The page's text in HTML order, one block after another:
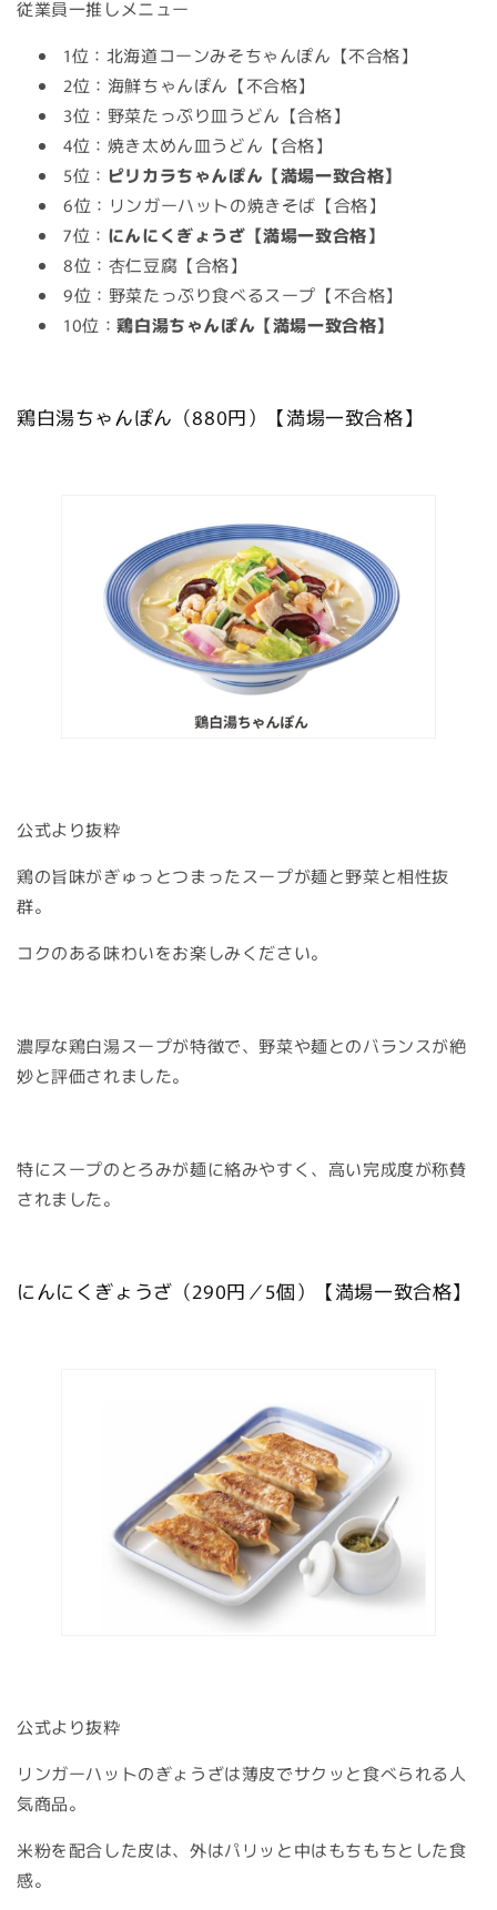
従業員一推しメニュー
1位：北海道コーンみそちゃんぽん【不合格】
2位：海鮮ちゃんぽん【不合格】
3位：野菜たっぷり皿うどん【合格】
4位：焼き太めん皿うどん【合格】
5位： ピリカラちゃんぽん【満場一致合格】
6位：リンガーハットの焼きそば【合格】
7位： にんにくぎょうざ【満場一致合格】
8位：杏仁豆腐【合格】
9位：野菜たっぷり食べるスープ【不合格】
10位：鶏白湯ちゃんぽん【満場一致合格】
鶏白湯ちゃんぽん（880円）【満場一致合格】
公式より抜粋
鶏の旨味がぎゅっとつまったスープが麺と野菜と相性抜
群。
コクのある味わいをお楽しみください。
濃厚な鶏白湯スープが特徴で、野菜や麺とのバランスが絶
妙と評価されました。
特にスープのとろみが麺に絡みやすく、高い完成度が称賛
されました。
にんにくぎょうざ（290円／5個）【満場一致合格】
公式より抜粋
リンガーハットのぎょうざは薄皮でサクッと食べられる人
気商品。
米粉を配合した皮は、外はパリッと中はもちもちとした食
感。